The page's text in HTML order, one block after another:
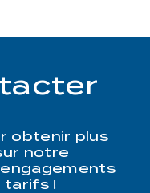
obtenir plus
notre
tarifs !